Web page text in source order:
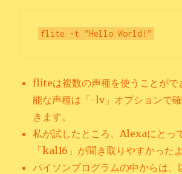
fliteは複数の声種を使うことがで
能な声種は「-lv」オプションで
きます。
私が試したところ、Alexaにとっ
「kal16」が聞き取りやすかった
パイソンプログラムの中からは、